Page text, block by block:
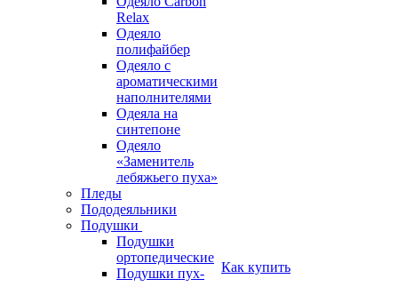
Relax
Одеяло
полифайбер
Одеяло с
ароматическими
наполнителями
Одеяла на
синтепоне
Одеяло
«Заменитель
лебяжьего пуха»
Пледы
Пододеяльники
Подушки
Подушки
ортопедические
Подушки пух-
Как купить